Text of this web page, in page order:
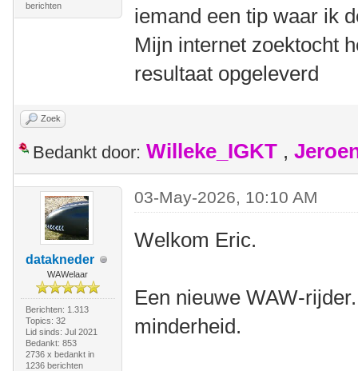
berichten
iemand een tip waar ik
Mijn internet zoektocht
resultaat opgeleverd
Zoek
Bedankt door: Willeke_IGKT ,
datakneder
WAWelaar
Berichten: 1.313
Topics: 32
Lid sinds: Jul 2021
Bedankt: 853
2736 x bedankt in
1236 berichten
03-May-2026, 10:10 AM
Welkom Eric.
Een nieuwe WAW-
minderheid.